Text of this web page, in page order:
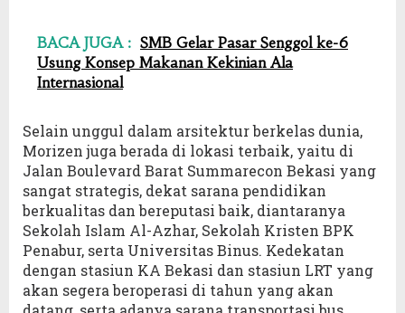
BACA JUGA : SMB Gelar Pasar Senggol ke-6
Usung Konsep Makanan Kekinian Ala
Internasional
Selain unggul dalam arsitektur berkelas dunia,
Morizen juga berada di lokasi terbaik, yaitu di
Jalan Boulevard Barat Summarecon Bekasi yang
sangat strategis, dekat sarana pendidikan
berkualitas dan bereputasi baik, diantaranya
Sekolah Islam Al-Azhar, Sekolah Kristen BPK
Penabur, serta Universitas Binus. Kedekatan
dengan stasiun KA Bekasi dan stasiun LRT yang
akan segera beroperasi di tahun yang akan